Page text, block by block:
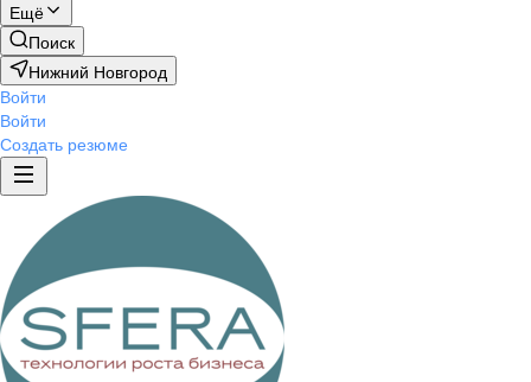
Ещё
Поиск
Нижний Новгород
Войти
Войти
Создать резюме